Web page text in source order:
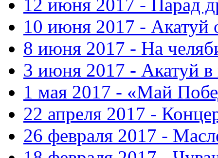
12 июня 2017 - Парад
10 июня 2017 - Акатуй
8 июня 2017 - На
3 июня 2017 - Акатуй в
1 мая 2017 - «Май
22 апреля 2017 -
26 февраля 2017 -